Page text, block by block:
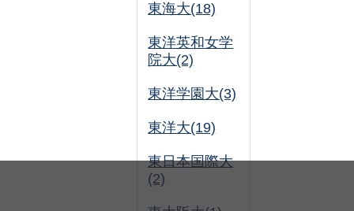
東海大(18)
東洋英和女学
院大(2)
東洋学園大(3)
東洋大(19)
東日本国際大
(2)